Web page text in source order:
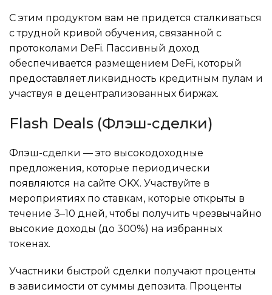
С этим продуктом вам не придется сталкиваться
с трудной кривой обучения, связанной с
протоколами DeFi. Пассивный доход
обеспечивается размещением DeFi, который
предоставляет ликвидность кредитным пулам и
участвуя в децентрализованных биржах.
Flash Deals (Флэш-сделки)
Флэш-сделки — это высокодоходные
предложения, которые периодически
появляются на сайте OKX. Участвуйте в
мероприятиях по ставкам, которые открыты в
течение 3–10 дней, чтобы получить чрезвычайно
высокие доходы (до 300%) на избранных
токенах.
Участники быстрой сделки получают проценты
в зависимости от суммы депозита. Проценты